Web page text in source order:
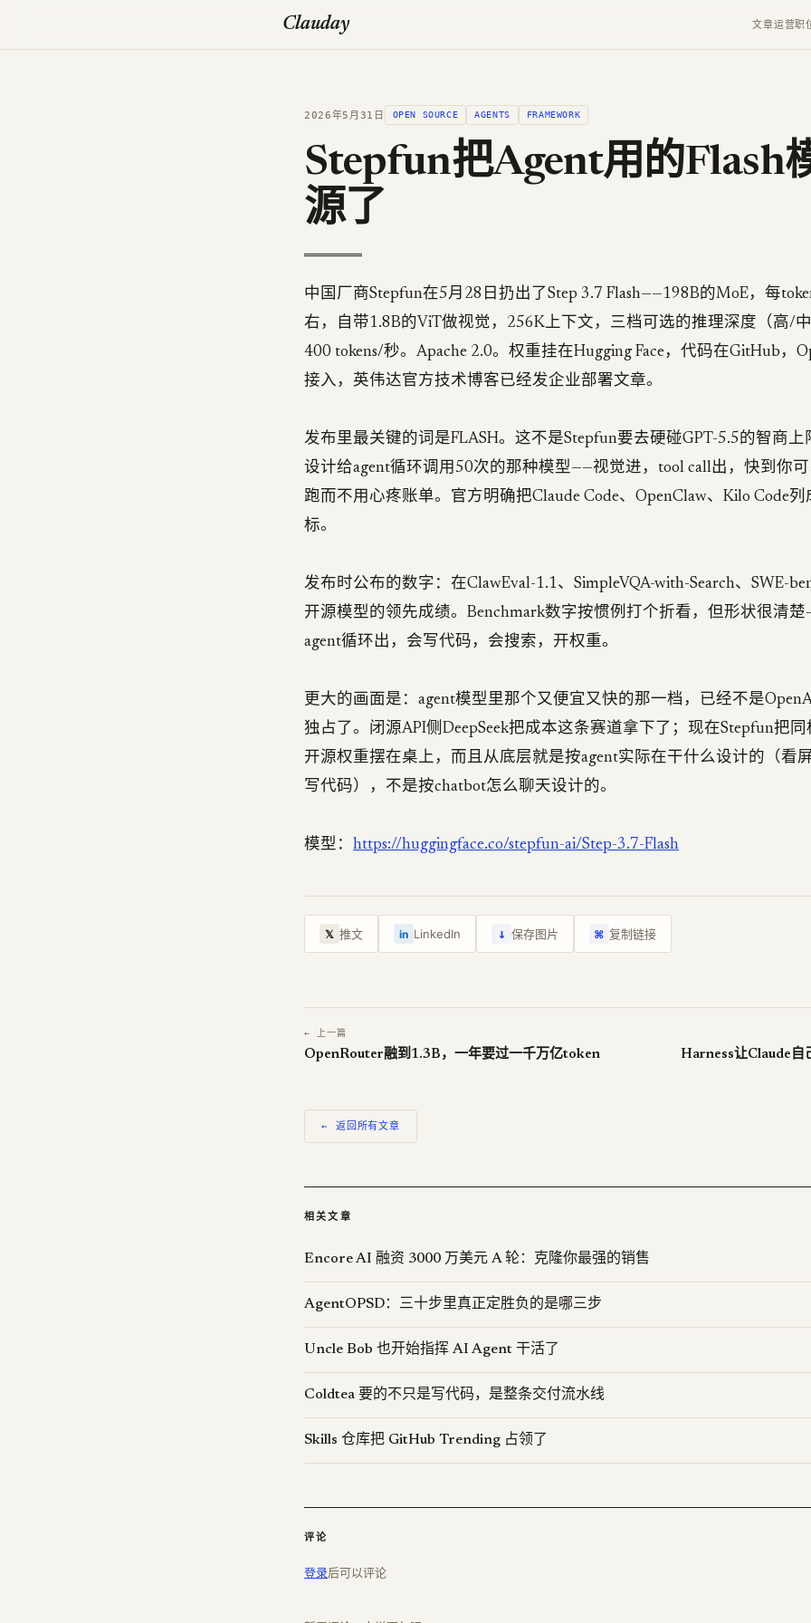
Clauday 文章运营职
2026年5月31日 OPEN SOURCE AGENTS FRAMEWORK
Stepfun把Agent用的Flash
源了
中国厂商Stepfun在5月28日扔出了Step 3.7 Flash——198B的MoE，每
右，自带1.8B的ViT做视觉，256K上下文，三档可选的推理深度（高/
400 tokens/秒。Apache 2.0。权重挂在Hugging Face，代码在GitHub，
接入，英伟达官方技术博客已经发企业部署文章。
发布里最关键的词是FLASH。这不是Stepfun要去硬碰GPT-5.5的智商上
设计给agent循环调用50次的那种模型——视觉进，tool call出，快到你
跑而不用心疼账单。官方明确把Claude Code、OpenClaw、Kilo Code列
标。
发布时公布的数字：在ClawEval-1.1、SimpleVQA-with-Search、SWE-
开源模型的领先成绩。Benchmark数字按惯例打个折看，但形状很清楚
agent循环出，会写代码，会搜索，开权重。
更大的画面是：agent模型里那个又便宜又快的那一档，已经不是
独占了。闭源API侧DeepSeek把成本这条赛道拿下了；现在Stepfun把
开源权重摆在桌上，而且从底层就是按agent实际在干什么设计的（看
写代码），不是按chatbot怎么聊天设计的。
模型： https://huggingface.co/stepfun-ai/Step-3.7-Flash
𝕏 推文 in LinkedIn ↓ 保存图片 ⌘ 复制链接
← 上一篇
OpenRouter融到1.3B，一年要过一千万亿token Harness让Claude自
← 返回所有文章
相关文章
Encore AI 融资 3000 万美元 A 轮：克隆你最强的销售
AgentOPSD：三十步里真正定胜负的是哪三步
Uncle Bob 也开始指挥 AI Agent 干活了
Coldtea 要的不只是写代码，是整条交付流水线
Skills 仓库把 GitHub Trending 占领了
评论
登录后可以评论